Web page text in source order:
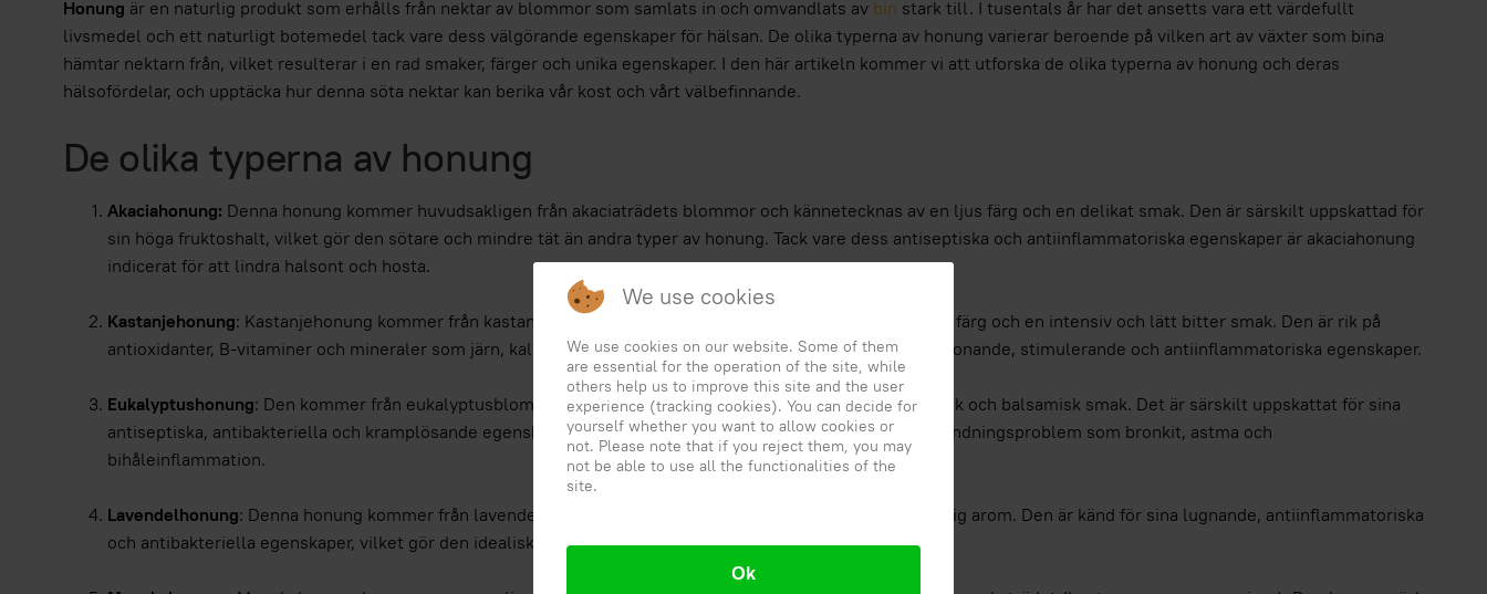
Honung är en naturlig produkt som erhålls från nektar av blommor som samlats in och omvandlats av bin stark till. I tusentals år har det ansetts vara ett värdefullt
livsmedel och ett naturligt botemedel tack vare dess välgörande egenskaper för hälsan. De olika typerna av honung varierar beroende på vilken art av växter som bina
hämtar nektarn från, vilket resulterar i en rad smaker, färger och unika egenskaper. I den här artikeln kommer vi att utforska de olika typerna av honung och deras
hälsofördelar, och upptäcka hur denna söta nektar kan berika vår kost och vårt välbefinnande.
De olika typerna av honung
Akaciahonung: Denna honung kommer huvudsakligen från akaciaträdets blommor och kännetecknas av en ljus färg och en delikat smak. Den är särskilt uppskattad för
sin höga fruktoshalt, vilket gör den sötare och mindre tät än andra typer av honung. Tack vare dess antiseptiska och antiinflammatoriska egenskaper är akaciahonung
indicerat för att lindra halsont och hosta.
Kastanjehonung: Kastanjehonung kommer från kastanjeträdets blommor och har en mörk bärnstensfärgad färg och en intensiv och lätt bitter smak. Den är rik på
antioxidanter, B-vitaminer och mineraler som järn, kalium och magnesium. Denna honung är känd för sina tonande, stimulerande och antiinflammatoriska egenskaper.
Eukalyptushonung: Den kommer från eukalyptusblommor och har en bärnstensfärgad färg och en aromatisk och balsamisk smak. Det är särskilt uppskattat för sina
antiseptiska, antibakteriella och kramplösande egenskaper, vilket gör det till ett utmärkt botemedel mot andningsproblem som bronkit, astma och
bihåleinflammation.
Lavendelhonung: Denna honung kommer från lavendelblommor och har en ljus färg och en delikat, blommig arom. Den är känd för sina lugnande, antiinflammatoriska
och antibakteriella egenskaper, vilket gör den idealisk för att lindra ångest, sömnlöshet och hudirritationer.
We use cookies
We use cookies on our website. Some of them
are essential for the operation of the site, while
others help us to improve this site and the user
experience (tracking cookies). You can decide for
yourself whether you want to allow cookies or
not. Please note that if you reject them, you may
not be able to use all the functionalities of the
site.
Ok